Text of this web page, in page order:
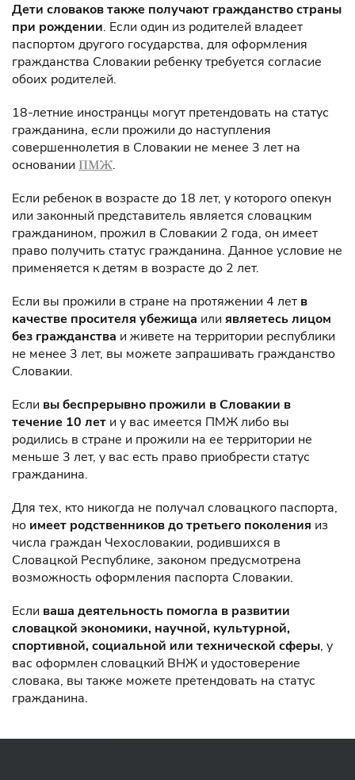
Дети словаков также получают гражданство страны
при рождении. Если один из родителей владеет
паспортом другого государства, для оформления
гражданства Словакии ребенку требуется согласие
обоих родителей.
18-летние иностранцы могут претендовать на статус
гражданина, если прожили до наступления
совершеннолетия в Словакии не менее 3 лет на
основании ПМЖ.
Если ребенок в возрасте до 18 лет, у которого опекун
или законный представитель является словацким
гражданином, прожил в Словакии 2 года, он имеет
право получить статус гражданина. Данное условие не
применяется к детям в возрасте до 2 лет.
Если вы прожили в стране на протяжении 4 лет в
качестве просителя убежища или являетесь лицом
без гражданства и живете на территории республики
не менее 3 лет, вы можете запрашивать гражданство
Словакии.
Если вы беспрерывно прожили в Словакии в
течение 10 лет и у вас имеется ПМЖ либо вы
родились в стране и прожили на ее территории не
меньше 3 лет, у вас есть право приобрести статус
гражданина.
Для тех, кто никогда не получал словацкого паспорта,
но имеет родственников до третьего поколения из
числа граждан Чехословакии, родившихся в
Словацкой Республике, законом предусмотрена
возможность оформления паспорта Словакии.
Если ваша деятельность помогла в развитии
словацкой экономики, научной, культурной,
спортивной, социальной или технической сферы, у
вас оформлен словацкий ВНЖ и удостоверение
словака, вы также можете претендовать на статус
гражданина.